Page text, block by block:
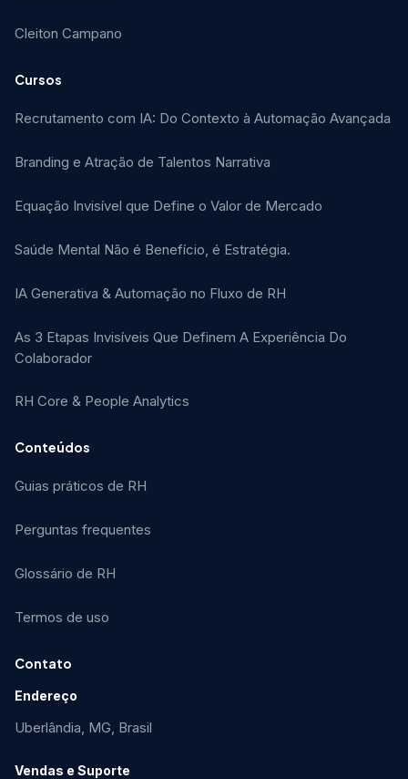
Cleiton Campano
Cursos
Recrutamento com IA: Do Contexto à Automação Avançada
Branding e Atração de Talentos Narrativa
Equação Invisível que Define o Valor de Mercado
Saúde Mental Não é Benefício, é Estratégia.
IA Generativa & Automação no Fluxo de RH
As 3 Etapas Invisíveis Que Definem A Experiência Do
Colaborador
RH Core & People Analytics
Conteúdos
Guias práticos de RH
Perguntas frequentes
Glossário de RH
Termos de uso
Contato
Endereço
Uberlândia, MG, Brasil
Vendas e Suporte